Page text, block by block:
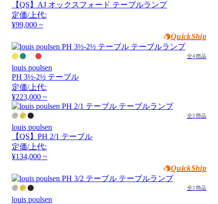
【QS】AJ オックスフォード テーブルランプ
定価/上代:
¥99,000 ~
QuickShip
全4商品
louis poulsen
PH 3½-2½ テーブル
定価/上代:
¥223,000 ~
全3商品
louis poulsen
【QS】PH 2/1 テーブル
定価/上代:
¥134,000 ~
QuickShip
全3商品
louis poulsen